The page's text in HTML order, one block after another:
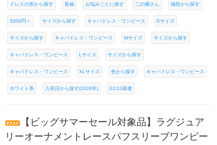
ドレスの形から探す 長袖 お悩みごとに探す 二の腕さん 値段から探す
5000円～ サイズから探す キャバドレス・ワンピース Sサイズ
サイズから探す キャバドレス・ワンピース Mサイズ サイズから探す
キャバドレス・ワンピース Lサイズ サイズから探す
キャバドレス・ワンピース XLサイズ 色から探す キャバドレス・ワンピース
ホワイト系 入荷日から探す(2026年) 02/13新着
【ビッグサマーセール対象品】ラグジュア
リーオーナメントレースパフスリーブワンピー